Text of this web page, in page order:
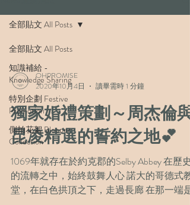
全部貼文 All Posts
知識補給 -
Knowledge Sharing
特別企劃 Festive
Promotion
側拍花絮 Blooper
Collection
全部貼文 All Posts
OHPROMISE
2020年10月4日
讀畢需時 1 分鐘
獨家婚禮策劃～周杰倫與
昆凌精選的誓約之地💕
1069年就存在於約克郡的Selby Abbey 在歷史
的流轉之中，始終鼓舞人心 諾大的哥德式教
堂，在白色拱頂之下，走過長廊 在那一端是